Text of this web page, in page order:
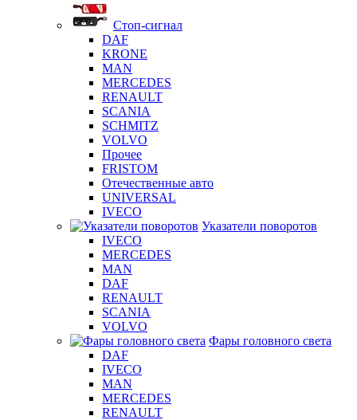
Стоп-сигнал
DAF
KRONE
MAN
MERCEDES
RENAULT
SCANIA
SCHMITZ
VOLVO
Прочее
FRISTOM
Отечественные авто
UNIVERSAL
IVECO
Указатели поворотов
IVECO
MERCEDES
MAN
DAF
RENAULT
SCANIA
VOLVO
Фары головного света
DAF
IVECO
MAN
MERCEDES
RENAULT